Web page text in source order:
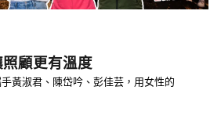
顧更有溫度
黃淑君、陳岱吟、彭佳芸，用女性的